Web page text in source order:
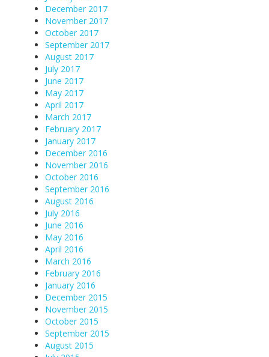
December 2017
November 2017
October 2017
September 2017
August 2017
July 2017
June 2017
May 2017
April 2017
March 2017
February 2017
January 2017
December 2016
November 2016
October 2016
September 2016
August 2016
July 2016
June 2016
May 2016
April 2016
March 2016
February 2016
January 2016
December 2015
November 2015
October 2015
September 2015
August 2015